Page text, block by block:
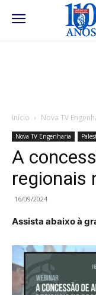
Início Nova TV
Nova TV Engenharia
A
regionais
16/09/2024
Assista abaixo à